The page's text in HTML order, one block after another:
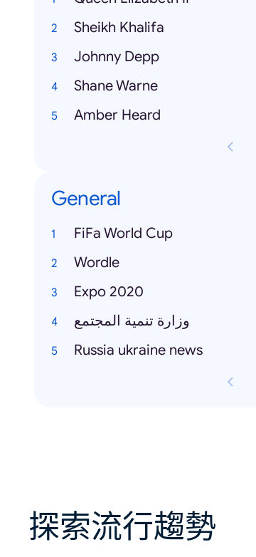
Sheikh Khalifa
Johnny Depp
Shane Warne
Amber Heard
General
FiFa World Cup
Wordle
Expo 2020
وزارة تنمية المجتمع
Russia ukraine news
探索流行趨勢